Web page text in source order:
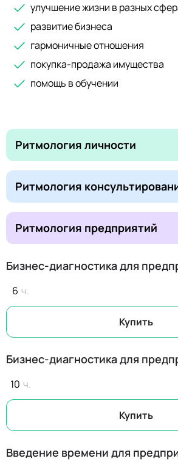
улучшение жизни в разных
развитие бизнеса
гармоничные отношения
покупка-продажа имущества
помощь в обучении
Ритмология личности
Ритмология
Ритмология предприятий
Бизнес-диагностика для
6
Купить
Бизнес-диагностика для
10
Купить
Введение времени для